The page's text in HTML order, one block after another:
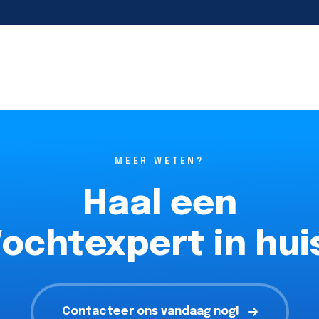
MEER WETEN?
Haal een
in
Contacteer ons vandaag nog!